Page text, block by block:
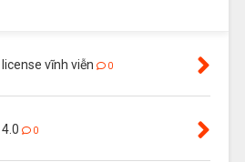
vĩnh viễn 0
0